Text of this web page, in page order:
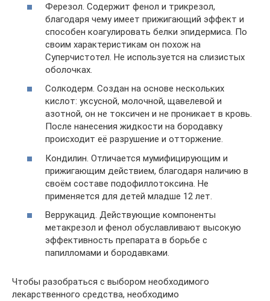
Ферезол. Содержит фенол и трикрезол,
благодаря чему имеет прижигающий эффект и
способен коагулировать белки эпидермиса. По
своим характеристикам он похож на
Суперчистотел. Не используется на слизистых
оболочках.
Солкодерм. Создан на основе нескольких
кислот: уксусной, молочной, щавелевой и
азотной, он не токсичен и не проникает в кровь.
После нанесения жидкости на бородавку
происходит её разрушение и отторжение.
Кондилин. Отличается мумифицирующим и
прижигающим действием, благодаря наличию в
своём составе подофиллотоксина. Не
применяется для детей младше 12 лет.
Веррукацид. Действующие компоненты
метакрезол и фенол обуславливают высокую
эффективность препарата в борьбе с
папилломами и бородавками.
Чтобы разобраться с выбором необходимого
лекарственного средства, необходимо